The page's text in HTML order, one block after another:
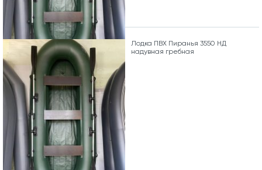
Лодка ПВХ Пиранья 3550 НД
надувная гребная